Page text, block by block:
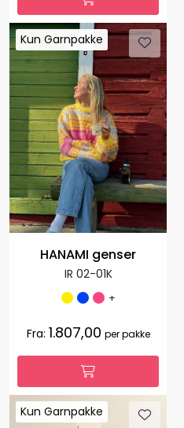
Kun Garnpakke
Kun Garnpakke
HANAMI genser
IR 02-01K
+
Fra: 1.807,00 per pakke
Kun Garnpakke
Kun Garnpakke